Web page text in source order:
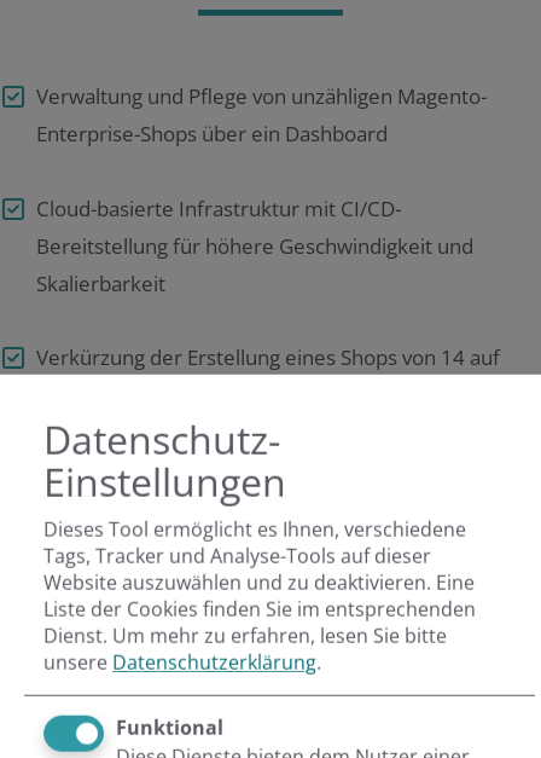
Verwaltung und Pflege von unzähligen Magento-
Enterprise-Shops über ein Dashboard
Cloud-basierte Infrastruktur mit CI/CD-
Bereitstellung für höhere Geschwindigkeit und
Skalierbarkeit
Verkürzung der Erstellung eines Shops von 14 auf
Volle Flexibilität in Design und Ausstattung
Sicherheitsupdates für alle Shops gleichzeitig
Ergebnis
Datenschutz-
Einstellungen
Dieses Tool ermöglicht es Ihnen, verschiedene
Tags, Tracker und Analyse-Tools auf dieser
Website auszuwählen und zu deaktivieren. Eine
Liste der Cookies finden Sie im entsprechenden
Dienst. Um mehr zu erfahren, lesen Sie bitte
unsere Datenschutzerklärung.
Funktional